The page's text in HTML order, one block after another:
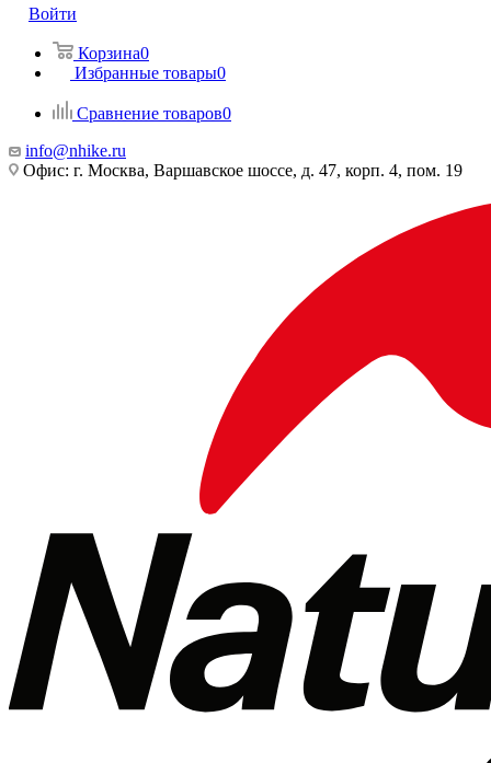
Войти
Корзина0
Избранные товары0
Сравнение товаров0
info@nhike.ru
Офис: г. Москва, Варшавское шоссе, д. 47, корп. 4, пом. 19